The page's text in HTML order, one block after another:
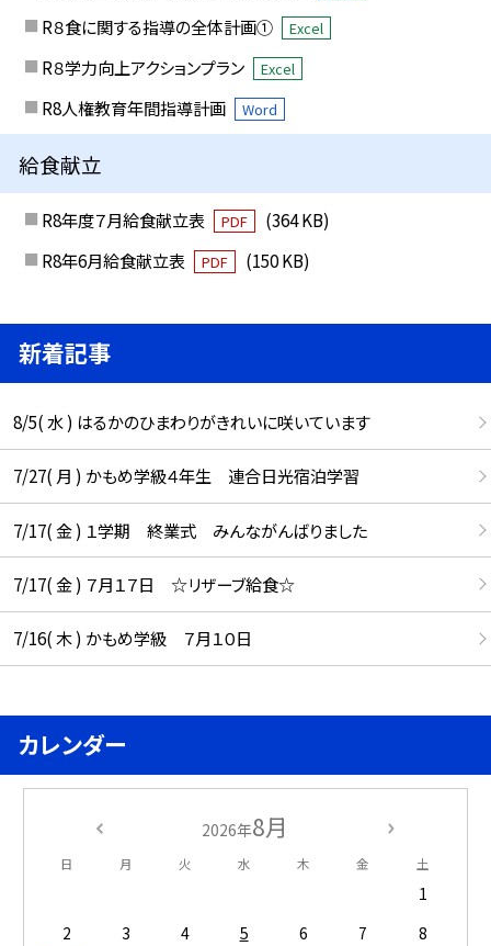
R８食に関する指導の全体計画① Excel
R８学力向上アクションプラン Excel
R8人権教育年間指導計画 Word
給食献立
R8年度７月給食献立表 PDF
(364 KB)
R8年6月給食献立表
PDF (150 KB)
新着記事
8/5( 水 ) はるかのひまわりがきれいに咲いています
7/27( 月 ) かもめ学級４年生 連合日光宿泊学習
7/17( 金 ) １学期 終業式 みんながんばりました
7/17( 金 ) ７月１７日 ☆リザーブ給食☆
7/16( 木 ) かもめ学級 ７月１０日
カレンダー
2026年8月
日 月 火 水 木 金 土
1
2
3 4 5 6 7
8